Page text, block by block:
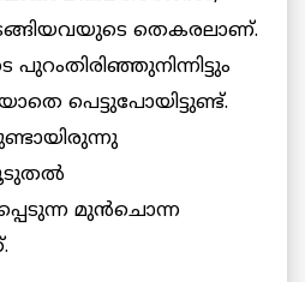
തെകരലാണ്.
പെട്ടുപോയിട്ടുണ്ട്.
മുന്‍ചൊന്ന